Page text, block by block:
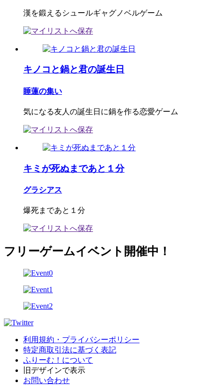
漢を鍛えるシュールギャグノベルゲーム
キノコと鍋と君の誕生日
睡蓮の集い
気になる友人の誕生日に鍋を作る恋愛ゲーム
キミが死ぬまであと１分
グラシアス
爆死まであと１分
フリーゲームイベント開催中！
利用規約・プライバシーポリシー
特定商取引法に基づく表記
ふりーむ！について
旧デザインで表示
お問い合わせ